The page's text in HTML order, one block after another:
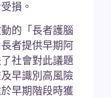
損。
的「長者護腦
者提供早期阿
社會對此議題
早識別高風險
早期階段時獲